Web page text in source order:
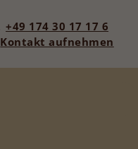
+49 174 30 17 17 6
Kontakt aufnehmen